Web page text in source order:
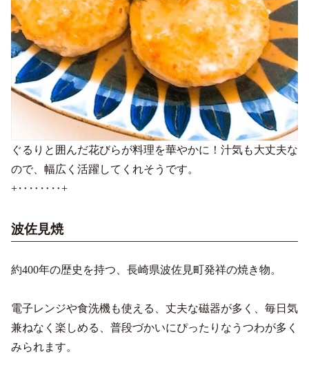
ぐるりと囲んだ花びらが料理を華やかに！汁気も大丈夫な
ので、幅広く活躍してくれそうです。
+‥‥‥‥+
波佐見焼
約400年の歴史を持つ、長崎県波佐見町発祥の焼き物。
電子レンジや食洗機も使える、丈夫な磁器が多く、毎日気
兼ねなく楽しめる、普段づかいにぴったりなうつわが多く
みられます。